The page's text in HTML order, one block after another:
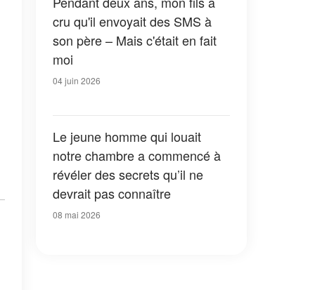
cru qu'il envoyait des SMS à
son père – Mais c'était en fait
moi
04 juin 2026
Le jeune homme qui louait
notre chambre a commencé à
révéler des secrets qu’il ne
devrait pas connaître
08 mai 2026